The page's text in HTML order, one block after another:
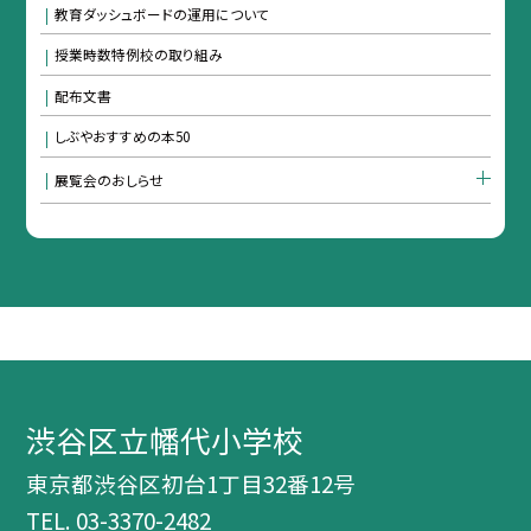
教育ダッシュボードの運用について
授業時数特例校の取り組み
配布文書
しぶやおすすめの本50
展覧会のおしらせ
渋谷区立幡代小学校
東京都渋谷区初台1丁目32番12号
TEL. 03-3370-2482